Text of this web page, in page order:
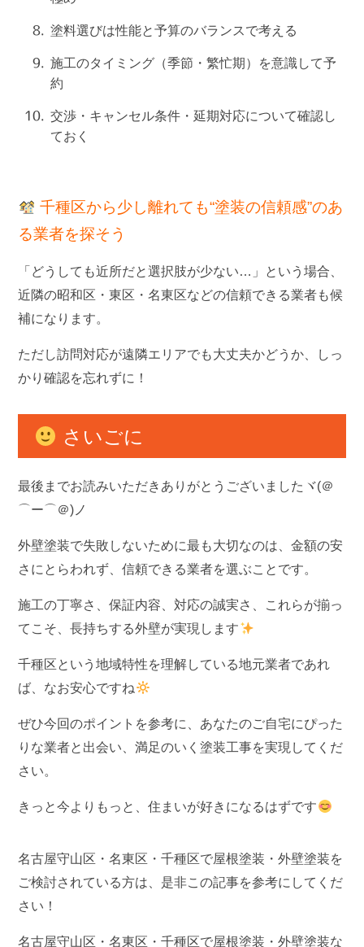
塗料選びは性能と予算のバランスで考える
施工のタイミング（季節・繁忙期）を意識して予
約
交渉・キャンセル条件・延期対応について確認し
ておく
千種区から少し離れても“塗装の信頼感”のあ
る業者を探そう
「どうしても近所だと選択肢が少ない…」という場合、
近隣の昭和区・東区・名東区などの信頼できる業者も候
補になります。
ただし訪問対応が遠隣エリアでも大丈夫かどうか、しっ
かり確認を忘れずに！
さいごに
最後までお読みいただきありがとうございましたヾ(＠
⌒ー⌒＠)ノ
外壁塗装で失敗しないために最も大切なのは、金額の安
さにとらわれず、信頼できる業者を選ぶことです。
施工の丁寧さ、保証内容、対応の誠実さ、これらが揃っ
てこそ、長持ちする外壁が実現します
千種区という地域特性を理解している地元業者であれ
ば、なお安心ですね
ぜひ今回のポイントを参考に、あなたのご自宅にぴった
りな業者と出会い、満足のいく塗装工事を実現してくだ
さい。
きっと今よりもっと、住まいが好きになるはずです
名古屋守山区・名東区・千種区で屋根塗装・外壁塗装を
ご検討されている方は、是非この記事を参考にしてくだ
さい！
名古屋守山区・名東区・千種区で屋根塗装・外壁塗装な